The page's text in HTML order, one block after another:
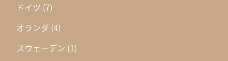
ドイツ (7)
オランダ (4)
スウェーデン (1)